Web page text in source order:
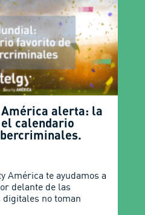
alerta: la
el calendario
América te ayudamos a
delante de las
digitales no toman